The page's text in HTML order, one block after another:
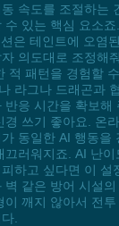
속도를 조절하는
수 있는 핵심 요소
은 테인트에 오염
의도대로 조정해
적 패턴을 경험할
라그나 드래곤과
반응 시간을 확보해
경 쓰기 좋아요. 온
동일한 AI 행동을
끄러워지죠. AI 난
하고 싶다면 이 설
벽 같은 방어 시설
이 깨지 않아서 전
.